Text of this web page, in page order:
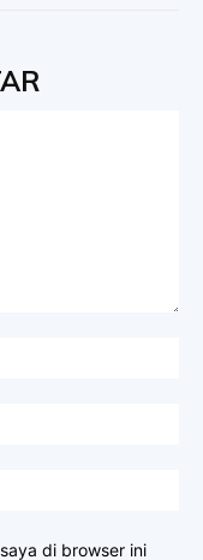
di browser ini